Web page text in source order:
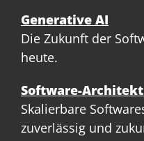
Generative AI
Die Zukunft der
heute.
Software-
Skalierbare
zuverlässig und